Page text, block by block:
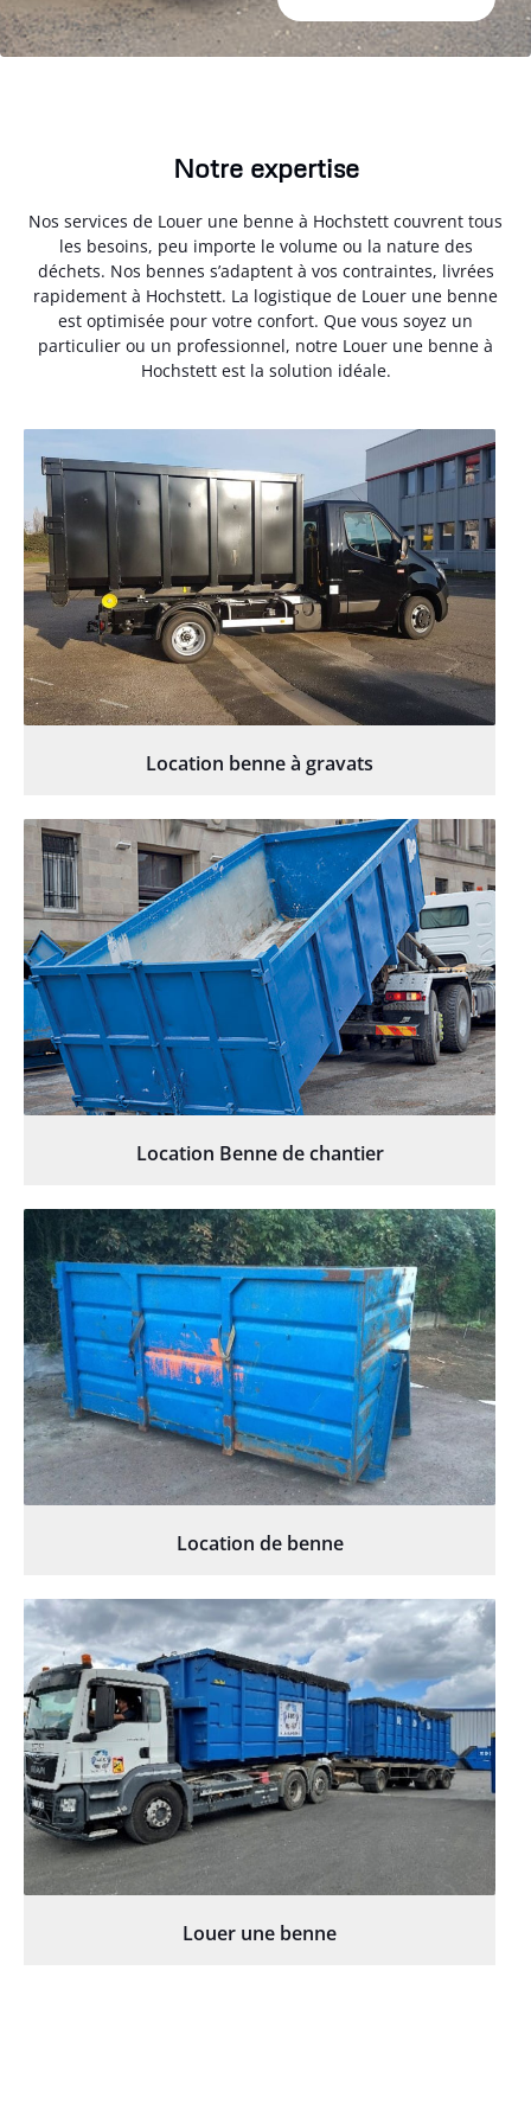
Notre expertise
Nos services de Louer une benne à Hochstett couvrent tous
les besoins, peu importe le volume ou la nature des
déchets. Nos bennes s’adaptent à vos contraintes, livrées
rapidement à Hochstett. La logistique de Louer une benne
est optimisée pour votre confort. Que vous soyez un
particulier ou un professionnel, notre Louer une benne à
Hochstett est la solution idéale.
Location benne à gravats
Location Benne de chantier
Location de benne
Louer une benne